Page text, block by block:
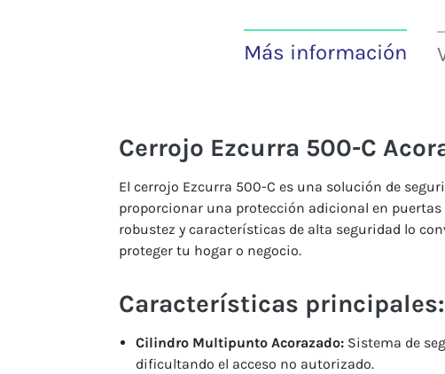
Más información
Cerrojo Ezcurra 500-C
El cerrojo Ezcurra 500-C es una solución de
proporcionar una protección adicional en puertas
robustez y características de alta seguridad lo
proteger tu hogar o negocio.
Características principales:
Cilindro Multipunto Acorazado:Sistema de
dificultando el acceso no autorizado.